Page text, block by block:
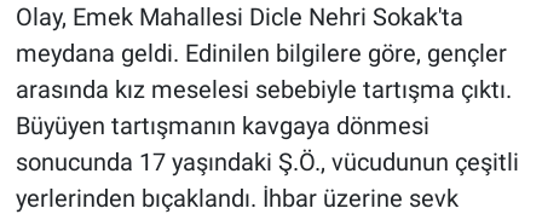
Olay, Emek Mahallesi Dicle Nehri Sokak'ta
meydana geldi. Edinilen bilgilere göre, gençler
arasında kız meselesi sebebiyle tartışma çıktı.
Büyüyen tartışmanın kavgaya dönmesi
sonucunda 17 yaşındaki Ş.Ö., vücudunun çeşitli
yerlerinden bıçaklandı. İhbar üzerine sevk